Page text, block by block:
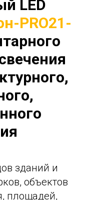
LED
PRO21-
зданий и
объектов
площадей,